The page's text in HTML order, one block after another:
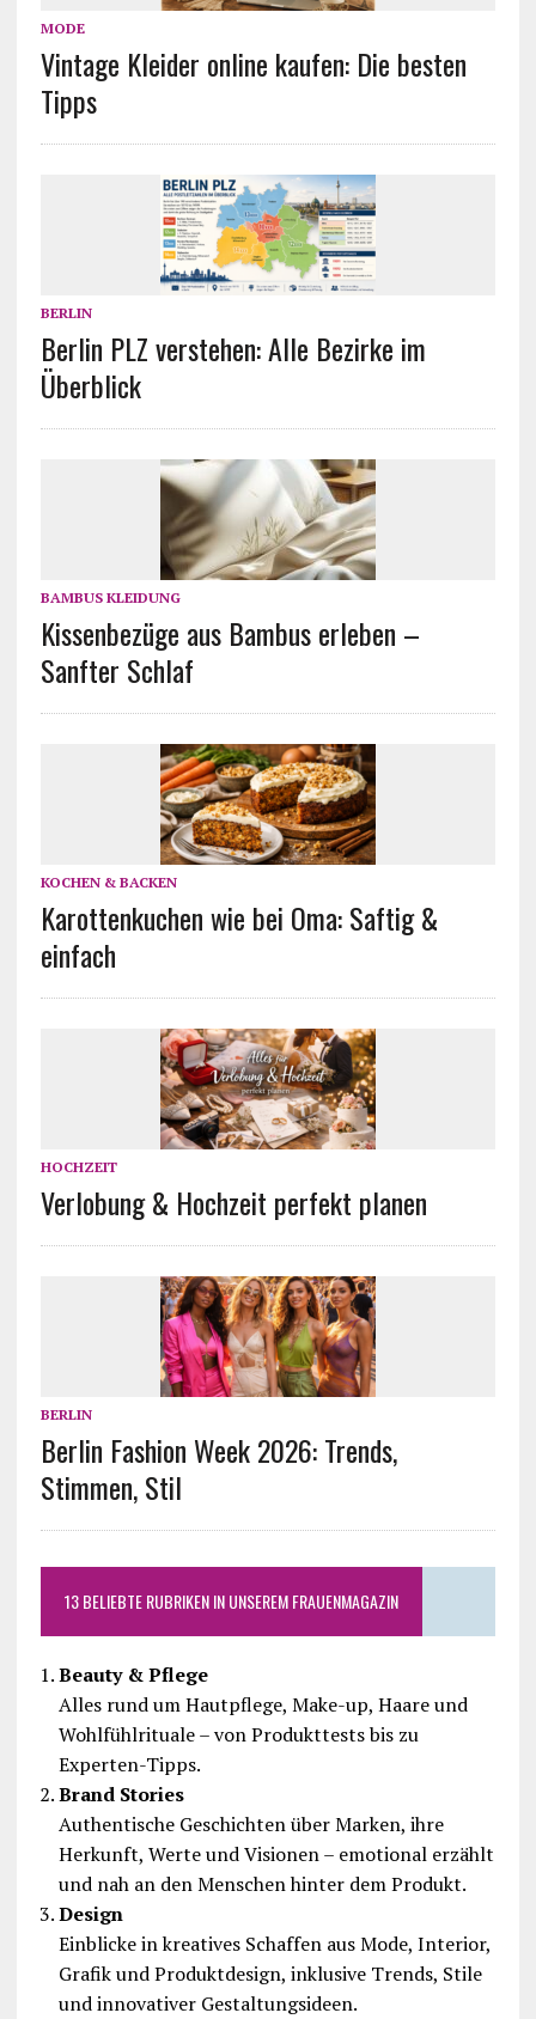
MODE
Vintage Kleider online kaufen: Die besten
Tipps
BERLIN
Berlin PLZ verstehen: Alle Bezirke im
Überblick
BAMBUS KLEIDUNG
Kissenbezüge aus Bambus erleben –
Sanfter Schlaf
KOCHEN & BACKEN
Karottenkuchen wie bei Oma: Saftig &
einfach
HOCHZEIT
Verlobung & Hochzeit perfekt planen
BERLIN
Berlin Fashion Week 2026: Trends,
Stimmen, Stil
13 BELIEBTE RUBRIKEN IN UNSEREM FRAUENMAGAZIN
Beauty & Pflege
Alles rund um Hautpflege, Make-up, Haare und
Wohlfühlrituale – von Produkttests bis zu
Experten-Tipps.
Brand Stories
Authentische Geschichten über Marken, ihre
Herkunft, Werte und Visionen – emotional erzählt
und nah an den Menschen hinter dem Produkt.
Design
Einblicke in kreatives Schaffen aus Mode, Interior,
Grafik und Produktdesign, inklusive Trends, Stile
und innovativer Gestaltungsideen.